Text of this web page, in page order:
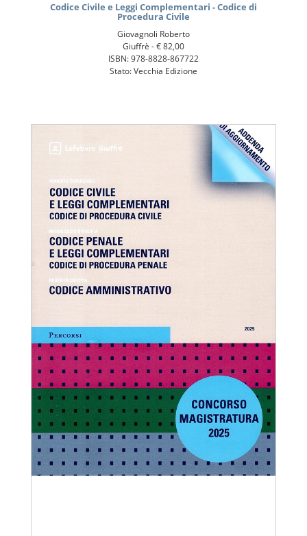
Codice Civile e Leggi Complementari - Codice di
Procedura Civile
Giovagnoli Roberto
Giuffrè -€ 82,00
ISBN: 978-8828-867722
Stato: Vecchia Edizione